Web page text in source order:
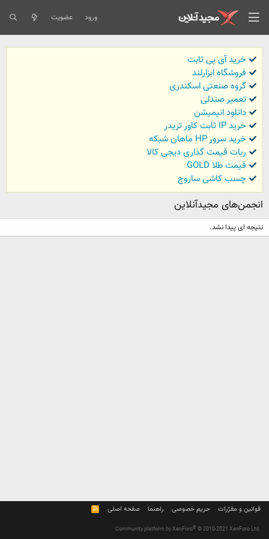
ورود عضویت
خرید آی پی ثابت
فروشگاه ابزارلند
گروه صنعتی اسکندری
تعمیر صندلی
داتلود انیمیشن
خرید IP ثابت کاور تریدر
خرید سرور HP ماهان شبکه
ربات قیمت گذاری دیجی کالا
قیمت طلا GOLD
چسب کاشی ساروج
انجمن‌های مجیدآنلاین
نتیجه ای پیدا نشد.
قوانین و مقرّرات حریم خصوصی راهنما صفحه اصلی
R
S
Community platform by XenForo® © 2010-2021 XenForo Ltd.